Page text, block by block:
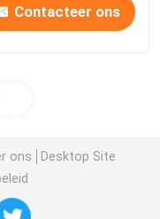
Contacteer ons
ons
Desktop Site